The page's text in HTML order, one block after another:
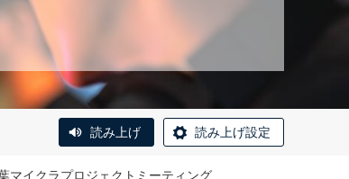
読み上げ 読み上げ設定
マイクラプロジェクトミーティング